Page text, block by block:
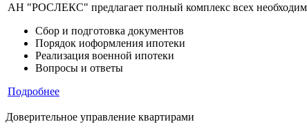
АН "РОСЛЕКС" предлагает полный комплекс всех
Сбор и подготовка документов
Порядок иоформления ипотеки
Реализация военной ипотеки
Вопросы и ответы
Подробнее
Доверительное управление квартирами